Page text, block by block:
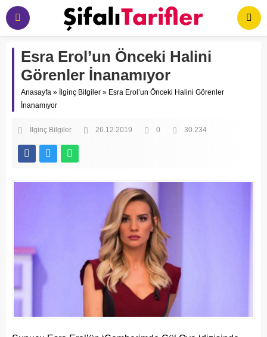
Esra Erol’un Önceki Halini
Görenler İnanamıyor
Anasayfa » İlginç Bilgiler » Esra Erol’un Önceki Halini Görenler
İnanamıyor
İlginç Bilgiler 26.12.2019 0 30.234